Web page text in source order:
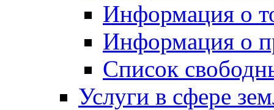
Информация о
Информация о
Список
Услуги в сфере